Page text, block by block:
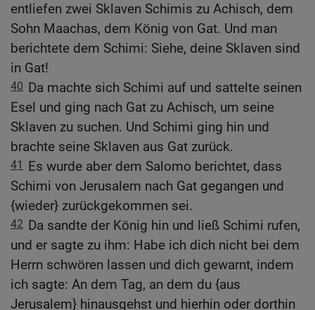
entliefen zwei Sklaven Schimis zu Achisch, dem
Sohn Maachas, dem König von Gat. Und man
berichtete dem Schimi: Siehe, deine Sklaven sind
in Gat!
40 Da machte sich Schimi auf und sattelte seinen
Esel und ging nach Gat zu Achisch, um seine
Sklaven zu suchen. Und Schimi ging hin und
brachte seine Sklaven aus Gat zurück.
41 Es wurde aber dem Salomo berichtet, dass
Schimi von Jerusalem nach Gat gegangen und
{wieder} zurückgekommen sei.
42 Da sandte der König hin und ließ Schimi rufen,
und er sagte zu ihm: Habe ich dich nicht bei dem
Herrn schwören lassen und dich gewarnt, indem
ich sagte: An dem Tag, an dem du {aus
Jerusalem} hinausgehst und hierhin oder dorthin